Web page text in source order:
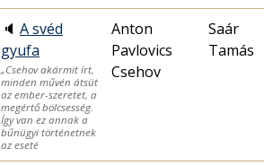
🔈 A svéd
gyufa
„Csehov akármit írt,
minden művén átsüt
az ember-szeretet, a
megértő bölcsesség.
Így van ez annak a
bűnügyi történetnek
az eseté
Anton
Pavlovics
Csehov
Saár
Tamás